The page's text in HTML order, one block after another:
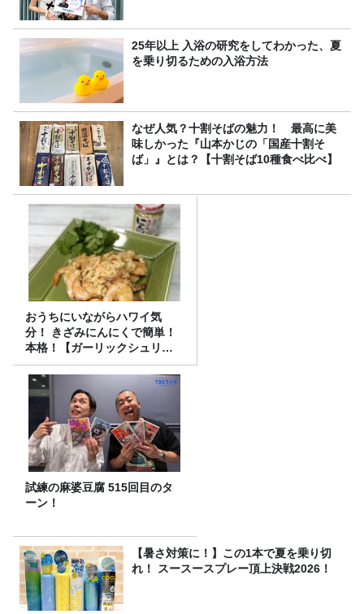
25年以上 入浴の研究をしてわかった、夏
を乗り切るための入浴方法
なぜ人気？十割そばの魅力！ 最高に美
味しかった『山本かじの「国産十割そ
ば」』とは？【十割そば10種食べ比べ】
おうちにいながらハワイ気
分！ きざみにんにくで簡単！
本格！【ガーリックシュリン
プ】 桃屋のかんたんレシピ
試練の麻婆豆腐 515回目のタ
ーン！
【暑さ対策に！】この1本で夏を乗り切
れ！ スースースプレー頂上決戦2026！